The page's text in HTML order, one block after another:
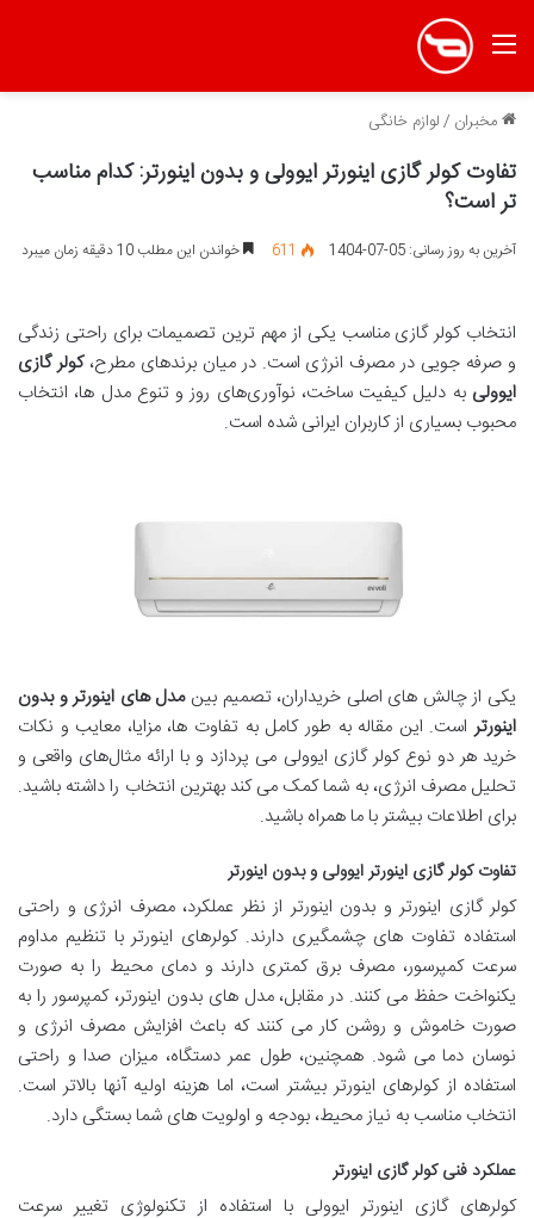
منو
مخبران /لوازم خانگی
تفاوت کولر گازی اینورتر ایوولی و بدون اینورتر: کدام مناسب
تر است؟
آخرین به روز رسانی: 05-07-1404 611 خواندن این مطلب 10 دقیقه زمان میبرد
انتخاب کولر گازی مناسب یکی از مهم‌ ترین تصمیمات برای راحتی زندگی
و صرفه ‌جویی در مصرف انرژی است. در میان برندهای مطرح،کولر گازی
ایوولی به دلیل کیفیت ساخت، نوآوری‌های روز و تنوع مدل ‌ها، انتخاب
محبوب بسیاری از کاربران ایرانی شده است.
یکی از چالش‌ های اصلی خریداران، تصمیم بینمدل‌ های اینورتر و بدون
اینورتراست. این مقاله به طور کامل به تفاوت‌ ها، مزایا، معایب و نکات
خرید هر دو نوع کولر گازی ایوولی می ‌پردازد و با ارائه مثال‌های واقعی و
تحلیل مصرف انرژی، به شما کمک می ‌کند بهترین انتخاب را داشته باشید.
برای اطلاعات بیشتر با ما همراه باشید.
تفاوت کولر گازی اینورتر ایوولی و بدون اینورتر
کولر گازی اینورتر و بدون اینورتر از نظر عملکرد، مصرف انرژی و راحتی
استفاده تفاوت های چشمگیری دارند. کولرهای اینورتر با تنظیم مداوم
سرعت کمپرسور، مصرف برق کمتری دارند و دمای محیط را به صورت
یکنواخت حفظ می کنند. در مقابل، مدل های بدون اینورتر، کمپرسور را به
صورت خاموش و روشن کار می کنند که باعث افزایش مصرف انرژی و
نوسان دما می شود. همچنین، طول عمر دستگاه، میزان صدا و راحتی
استفاده از کولرهای اینورتر بیشتر است، اما هزینه اولیه آنها بالاتر است.
انتخاب مناسب به نیاز محیط، بودجه و اولویت های شما بستگی دارد.
عملکرد فنی کولر گازی اینورتر
کولرهای گازی اینورتر ایوولی با استفاده از تکنولوژی تغییر سرعت